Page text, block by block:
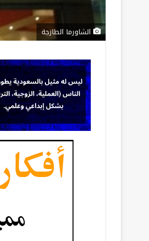
الشاورما الطازجة